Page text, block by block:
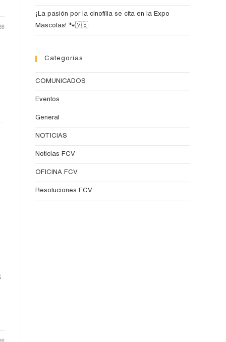
¡La pasión por la cinofília se cita en la Expo
Mascotas! 🐾🇻🇪
Categorías
COMUNICADOS
Eventos
General
NOTICIAS
Noticias FCV
OFICINA FCV
Resoluciones FCV